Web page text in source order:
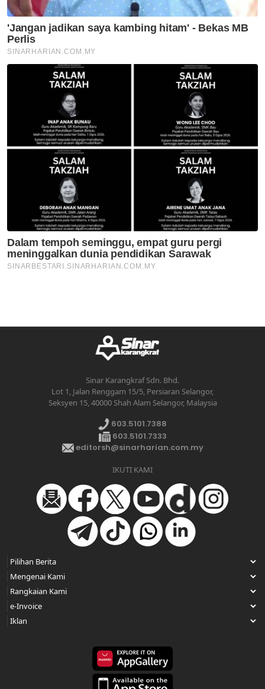
Sinar Karangkraf Sdn. Bhd.
Lot 1, Jalan Renggam 15/5, Persiaran Selangor,
Seksyen 15, 40000 Shah Alam Selangor, Malaysia
603.5101.7388
603.5101.7333
editorsh@sinarharian.com.my
IKUTI KAMI